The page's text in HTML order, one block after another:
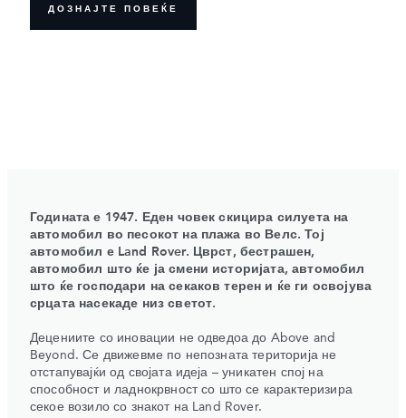
ДОЗНАЈТЕ ПОВЕЌЕ
Годината е 1947. Еден човек скицира силуета на
автомобил во песокот на плажа во Велс. Тој
автомобил е Land Rover. Цврст, бестрашен,
автомобил што ќе ја смени историјата, автомобил
што ќе господари на секаков терен и ќе ги освојува
срцата насекаде низ светот.
Децениите со иновации не одведоа до Above and
Beyond. Се движевме по непозната територија не
отстапувајќи од својата идеја – уникатен спој на
способност и ладнокрвност со што се карактеризира
секое возило со знакот на Land Rover.